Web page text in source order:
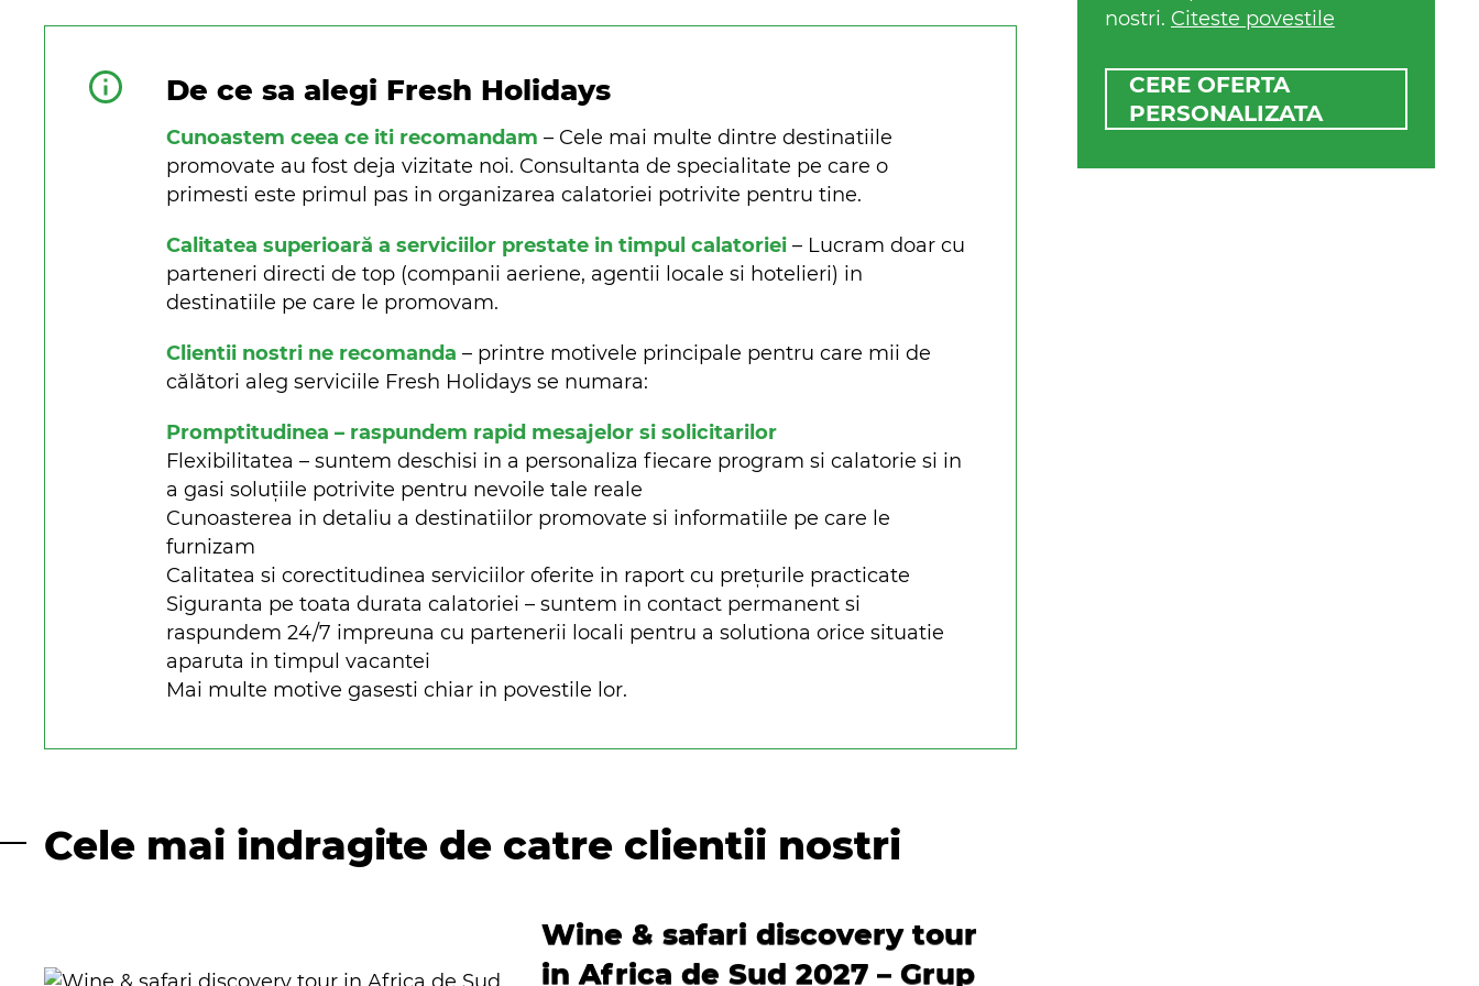
De ce sa alegi Fresh Holidays
Cunoastem ceea ce iti recomandam – Cele mai multe dintre destinatiile
promovate au fost deja vizitate noi. Consultanta de specialitate pe care o
primesti este primul pas in organizarea calatoriei potrivite pentru tine.
Calitatea superioară a serviciilor prestate in timpul calatoriei – Lucram doar cu
parteneri directi de top (companii aeriene, agentii locale si hotelieri) in
destinatiile pe care le promovam.
Clientii nostri ne recomanda – printre motivele principale pentru care mii de
călători aleg serviciile Fresh Holidays se numara:
Promptitudinea – raspundem rapid mesajelor si solicitarilor
Flexibilitatea – suntem deschisi in a personaliza fiecare program si calatorie si in
a gasi soluțiile potrivite pentru nevoile tale reale
Cunoasterea in detaliu a destinatiilor promovate si informatiile pe care le
furnizam
Calitatea si corectitudinea serviciilor oferite in raport cu prețurile practicate
Siguranta pe toata durata calatoriei – suntem in contact permanent si
raspundem 24/7 impreuna cu partenerii locali pentru a solutiona orice situatie
aparuta in timpul vacantei
Mai multe motive gasesti chiar in povestile lor.
Cele mai indragite de catre clientii nostri
Wine & safari discovery tour
in Africa de Sud 2027 – Grup
nostri. Citeste povestile
CERE OFERTA
PERSONALIZATA